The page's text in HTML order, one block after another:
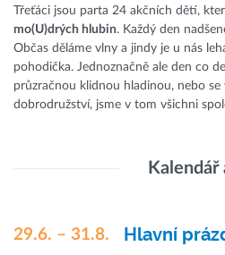
Třeťáci jsou parta 24 akčních dětí,
mo(U)drých hlubin. Každý den
Občas děláme vlny a jindy je u nás
pohodička. Jednoznačně ale den co
průzračnou klidnou hladinou, nebo
dobrodružství, jsme v tom všichni
Kalendář
29.6. – 31.8. Hlavní